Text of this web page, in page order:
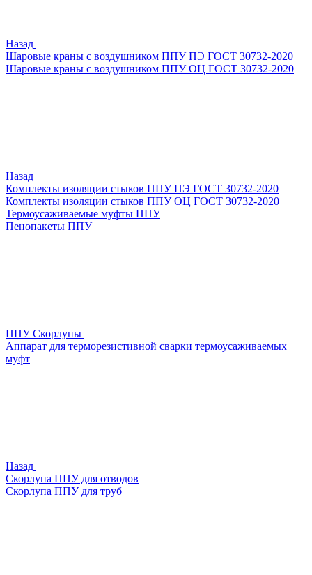
Назад
Шаровые краны с воздушником ППУ ПЭ ГОСТ 30732-2020
Шаровые краны с воздушником ППУ ОЦ ГОСТ 30732-2020
Назад
Комплекты изоляции стыков ППУ ПЭ ГОСТ 30732-2020
Комплекты изоляции стыков ППУ ОЦ ГОСТ 30732-2020
Термоусаживаемые муфты ППУ
Пенопакеты ППУ
ППУ Скорлупы
Аппарат для терморезистивной сварки термоусаживаемых
муфт
Назад
Скорлупа ППУ для отводов
Скорлупа ППУ для труб